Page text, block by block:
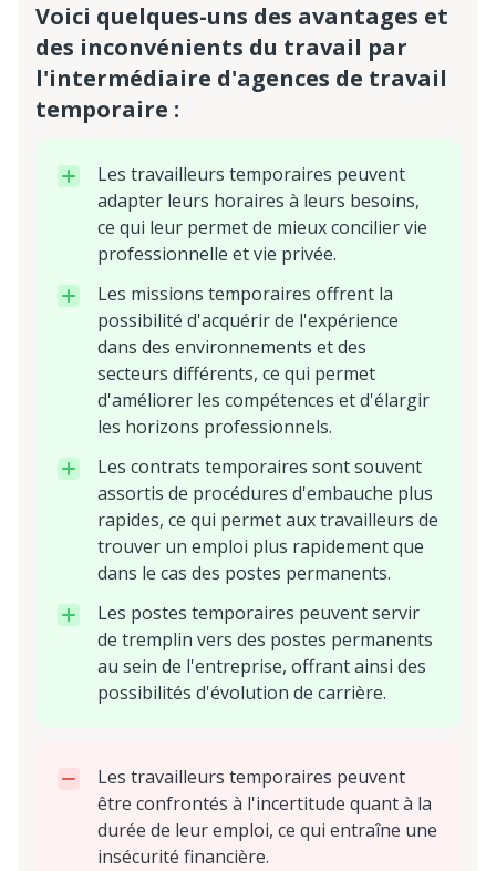
Voici quelques-uns des avantages et
des inconvénients du travail par
l'intermédiaire d'agences de travail
temporaire :
Les travailleurs temporaires peuvent
adapter leurs horaires à leurs besoins,
ce qui leur permet de mieux concilier vie
professionnelle et vie privée.
Les missions temporaires offrent la
possibilité d'acquérir de l'expérience
dans des environnements et des
secteurs différents, ce qui permet
d'améliorer les compétences et d'élargir
les horizons professionnels.
Les contrats temporaires sont souvent
assortis de procédures d'embauche plus
rapides, ce qui permet aux travailleurs de
trouver un emploi plus rapidement que
dans le cas des postes permanents.
Les postes temporaires peuvent servir
de tremplin vers des postes permanents
au sein de l'entreprise, offrant ainsi des
possibilités d'évolution de carrière.
Les travailleurs temporaires peuvent
être confrontés à l'incertitude quant à la
durée de leur emploi, ce qui entraîne une
insécurité financière.